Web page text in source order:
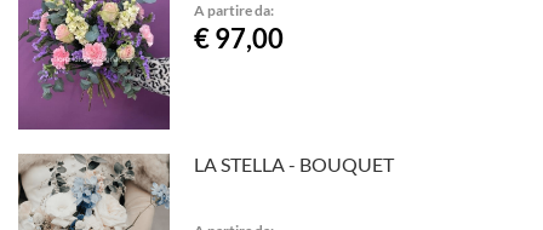
A partire da:
€ 97,00
LA STELLA - BOUQUET